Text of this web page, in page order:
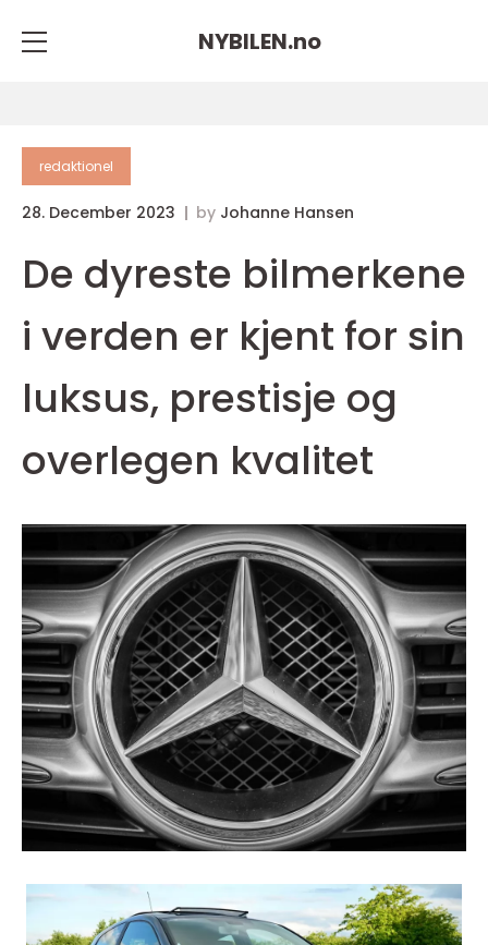
NYBILEN.no
redaktionel
28. December 2023 by Johanne Hansen
De dyreste bilmerkene
i verden er kjent for sin
luksus, prestisje og
overlegen kvalitet